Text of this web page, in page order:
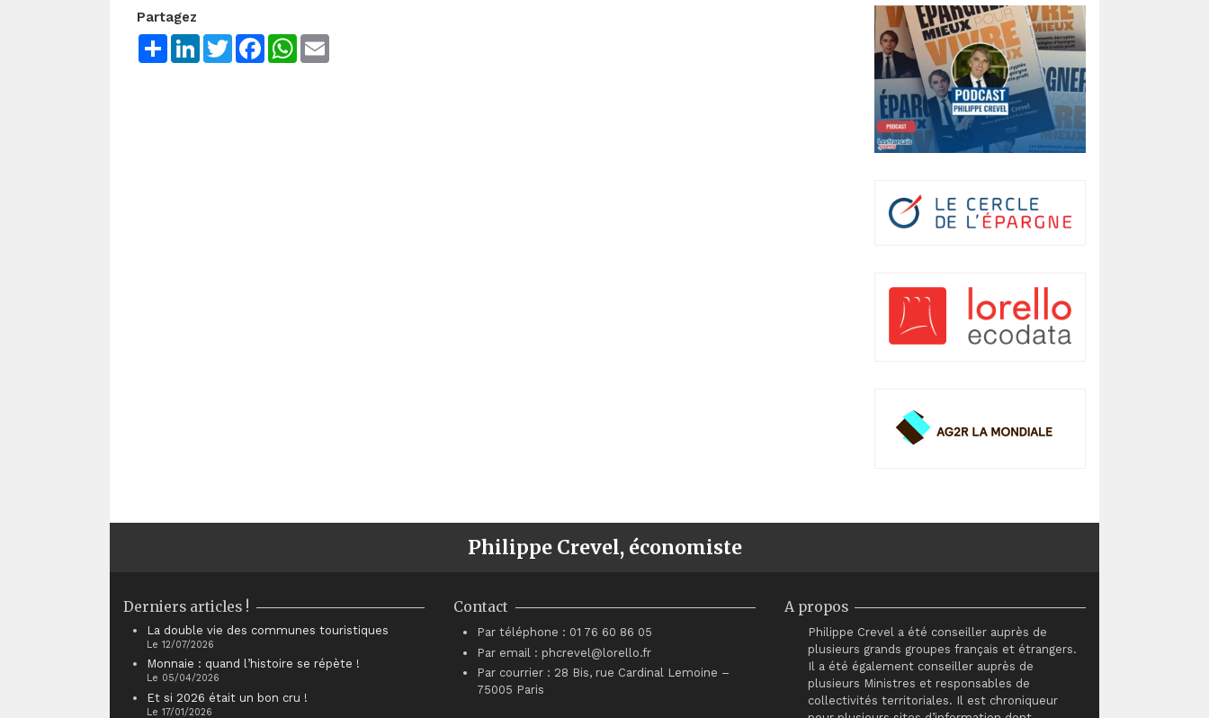
Partagez
ShareLinkedInTwitterFacebookWhatsApp
Philippe Crevel, économiste
Derniers articles !
La double vie des communes touristiques
Le 12/07/2026
Monnaie : quand l’histoire se répète !
Le 05/04/2026
Et si 2026 était un bon cru !
Le 17/01/2026
Contact
Par téléphone : 01 76 60 86 05
Par email : phcrevel@lorello.fr
Par courrier : 28 Bis, rue Cardinal Lemoine –
75005 Paris
A propos
Philippe Crevel a été conseiller auprès de
plusieurs grands groupes français et étrangers.
Il a été également conseiller auprès de
plusieurs Ministres et responsables de
collectivités territoriales. Il est chroniqueur